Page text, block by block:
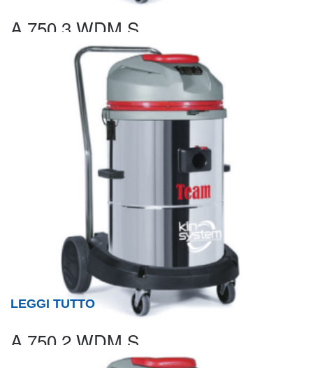
A 750.3 WDM S
A 750.2 WDM S
LEGGI TUTTO